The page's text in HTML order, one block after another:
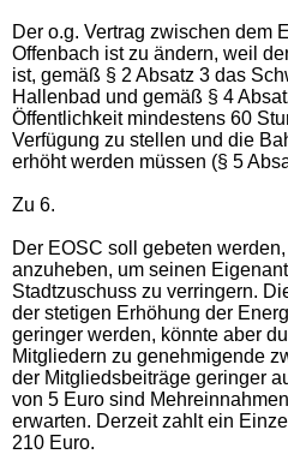
Der o.g. Vertrag zwischen dem
Offenbach ist zu ändern, weil
ist, gemäß § 2 Absatz 3 das
Hallenbad und gemäß § 4
Öffentlichkeit mindestens 60
Verfügung zu stellen und die
erhöht werden müssen (§ 5
Zu 6.
Der EOSC soll gebeten
anzuheben, um seinen
Stadtzuschuss zu verringern.
der stetigen Erhöhung der
geringer werden, könnte aber
Mitgliedern zu genehmigende
der Mitgliedsbeiträge geringer
von 5 Euro sind
erwarten. Derzeit zahlt ein
210 Euro.